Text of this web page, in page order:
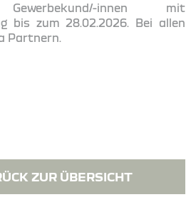
innen mit
bis zum 28.02.2026. Bei allen
Partnern.
ZUR ÜBERSICHT